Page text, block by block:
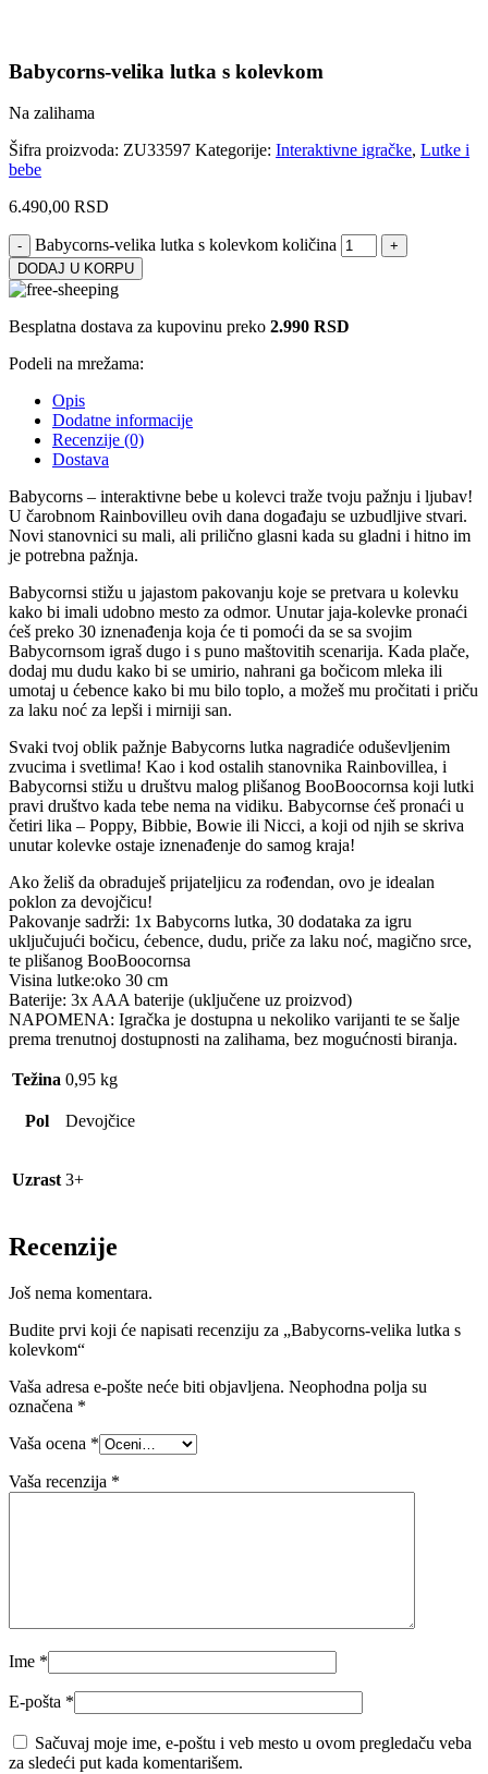
Babycorns-velika lutka s kolevkom
Na zalihama
Šifra proizvoda: ZU33597 Kategorije: Interaktivne igračke, Lutke i
bebe
6.490,00 RSD
Babycorns-velika lutka s kolevkom količina
DODAJ U KORPU
Besplatna dostava za kupovinu preko 2.990 RSD
Podeli na mrežama:
Opis
Dodatne informacije
Recenzije (0)
Dostava
Babycorns – interaktivne bebe u kolevci traže tvoju pažnju i ljubav!
U čarobnom Rainbovilleu ovih dana događaju se uzbudljive stvari.
Novi stanovnici su mali, ali prilično glasni kada su gladni i hitno im
je potrebna pažnja.
Babycornsi stižu u jajastom pakovanju koje se pretvara u kolevku
kako bi imali udobno mesto za odmor. Unutar jaja-kolevke pronaći
ćeš preko 30 iznenađenja koja će ti pomoći da se sa svojim
Babycornsom igraš dugo i s puno maštovitih scenarija. Kada plače,
dodaj mu dudu kako bi se umirio, nahrani ga bočicom mleka ili
umotaj u ćebence kako bi mu bilo toplo, a možeš mu pročitati i priču
za laku noć za lepši i mirniji san.
Svaki tvoj oblik pažnje Babycorns lutka nagradiće oduševljenim
zvucima i svetlima! Kao i kod ostalih stanovnika Rainbovillea, i
Babycornsi stižu u društvu malog plišanog BooBoocornsa koji lutki
pravi društvo kada tebe nema na vidiku. Babycornse ćeš pronaći u
četiri lika – Poppy, Bibbie, Bowie ili Nicci, a koji od njih se skriva
unutar kolevke ostaje iznenađenje do samog kraja!
Ako želiš da obraduješ prijateljicu za rođendan, ovo je idealan
poklon za devojčicu!
Pakovanje sadrži: 1x Babycorns lutka, 30 dodataka za igru
uključujući bočicu, ćebence, dudu, priče za laku noć, magično srce,
te plišanog BooBoocornsa
Visina lutke:oko 30 cm
Baterije: 3x AAA baterije (uključene uz proizvod)
NAPOMENA: Igračka je dostupna u nekoliko varijanti te se šalje
prema trenutnoj dostupnosti na zalihama, bez mogućnosti biranja.
Težina 0,95 kg
Pol Devojčice
Uzrast 3+
Recenzije
Još nema komentara.
Budite prvi koji će napisati recenziju za „Babycorns-velika lutka s
kolevkom“
Vaša adresa e-pošte neće biti objavljena. Neophodna polja su
označena *
Vaša ocena *
Vaša recenzija *
Ime *
E-pošta *
Sačuvaj moje ime, e-poštu i veb mesto u ovom pregledaču veba
za sledeći put kada komentarišem.